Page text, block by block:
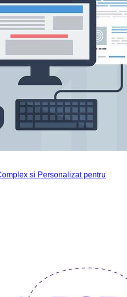
si Personalizat pentru